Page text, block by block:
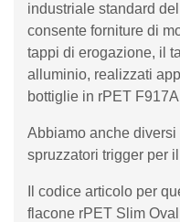
industriale standard
consente forniture di
tappi di erogazione, il
alluminio, realizzati
bottiglie in rPET
Abbiamo anche
spruzzatori trigger per
Il codice articolo per
flacone rPET Slim